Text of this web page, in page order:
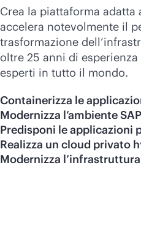
Crea la piattaforma adatta
accelera notevolmente il
trasformazione
oltre 25 anni di
esperti in tutto il mondo.
Containerizza le
Modernizza l’ambiente SAP
Predisponi le applicazioni
Realizza un cloud privato
Modernizza